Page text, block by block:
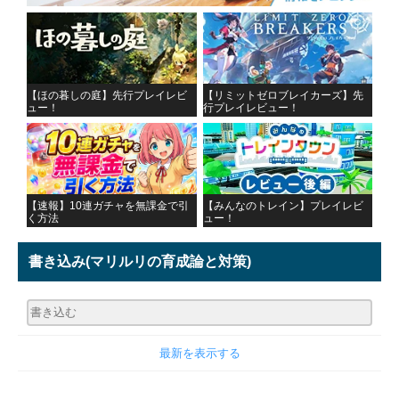
【ほの暮しの庭】先行プレイレビ
ュー！
【リミットゼロブレイカーズ】先
行プレイレビュー！
【速報】10連ガチャを無課金で引
く方法
【みんなのトレイン】プレイレビ
ュー！
書き込み(マリルリの育成論と対策)
最新を表示する